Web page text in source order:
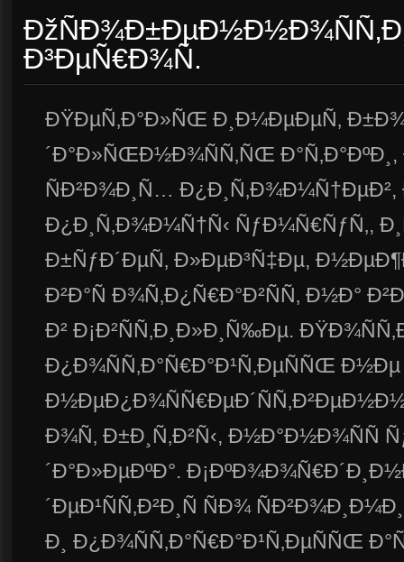
Ð³ÐµÑ€Ð¾Ñ.
ÐŸÐµÑ‚Ð°Ð»ÑŒ Ð¸Ð¼ÐµÐµÑ‚
´Ð°Ð»ÑŒÐ½Ð¾ÑÑ‚ÑŒ
ÑÐ²Ð¾Ð¸Ñ…
Ð¿Ð¸Ñ‚Ð¾Ð¼Ñ†Ñ‹ ÑƒÐ¼Ñ€ÑƒÑ‚,
Ð±ÑƒÐ´ÐµÑ‚ Ð»ÐµÐ³Ñ‡Ðµ,
Ð²Ð°Ñ Ð¾Ñ‚Ð¿Ñ€Ð°Ð²ÑÑ‚ Ð½Ð°
Ð² Ð¡Ð²ÑÑ‚Ð¸Ð»Ð¸Ñ‰Ðµ.
Ð¿Ð¾ÑÑ‚Ð°Ñ€Ð°Ð¹Ñ‚ÐµÑÑŒ Ð½Ðµ
Ð¾Ñ‚ Ð±Ð¸Ñ‚Ð²Ñ‹, Ð½Ð°Ð½Ð¾ÑÑ
´Ð°Ð»ÐµÐºÐ°.
´ÐµÐ¹ÑÑ‚Ð²Ð¸Ñ ÑÐ¾
Ð¸ Ð¿Ð¾ÑÑ‚Ð°Ñ€Ð°Ð¹Ñ‚ÐµÑÑŒ